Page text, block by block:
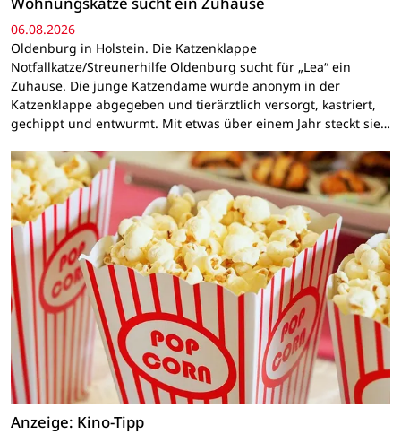
06.08.2026
Oldenburg in Holstein. Die Katzenklappe
Notfallkatze/Streunerhilfe Oldenburg sucht für „Lea“ ein
Zuhause. Die junge Katzendame wurde anonym in der
Katzenklappe abgegeben und tierärztlich versorgt, kastriert,
gechippt und entwurmt. Mit etwas über einem Jahr steckt sie…
Anzeige: Kino-Tipp